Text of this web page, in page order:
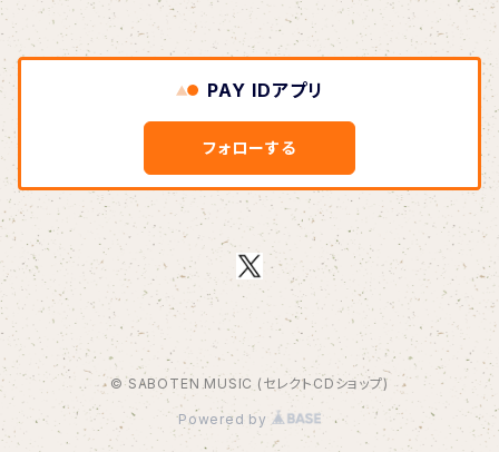
bud&harbor
Bulbs Of Passion
B玉
Calme Adiction
CANDY
CHIKIMARCH
PAY IDアプリ
フォローする
© SABOTEN MUSIC (セレクトCDショップ)
Powered by